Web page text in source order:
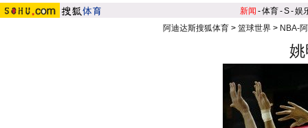
新闻 -体育-S-娱
阿迪达斯搜狐体育 > 篮球世界 > NBA-